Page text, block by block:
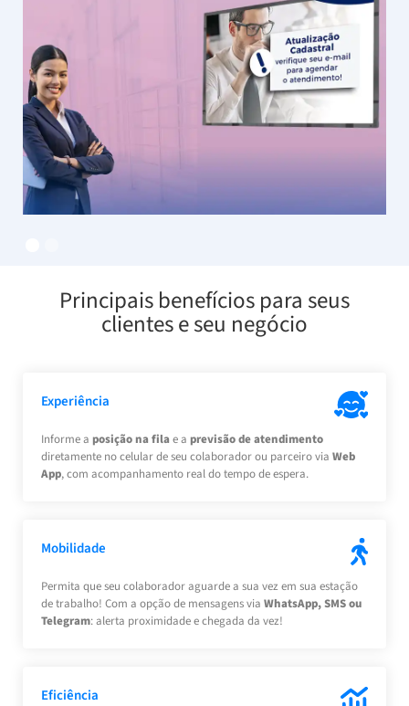
Principais benefícios para seus
clientes e seu negócio
Experiência
Informe a posição na fila e a previsão de atendimento
diretamente no celular de seu colaborador ou parceiro via Web
App, com acompanhamento real do tempo de espera.
Mobilidade
Permita que seu colaborador aguarde a sua vez em sua estação
de trabalho! Com a opção de mensagens via WhatsApp, SMS ou
Telegram: alerta proximidade e chegada da vez!
Eficiência